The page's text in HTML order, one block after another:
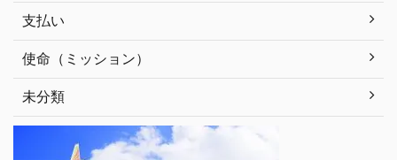
支払い
使命（ミッション）
未分類